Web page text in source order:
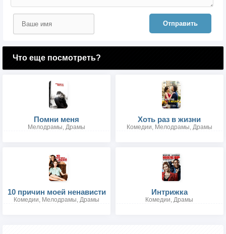
Отправить
Что еще посмотреть?
Помни меня
Мелодрамы, Драмы
Хоть раз в жизни
Комедии, Мелодрамы, Драмы
10 причин моей ненависти
Комедии, Мелодрамы, Драмы
Интрижка
Комедии, Драмы